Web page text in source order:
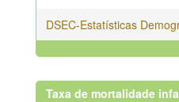
DSEC-Estatísticas
Taxa de mortalidade